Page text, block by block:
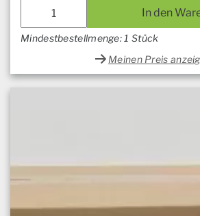
In den
Mindestbestellmenge: 1 Stück
Meinen Preis